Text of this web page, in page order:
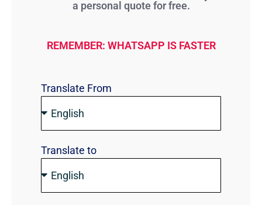
a personal quote for free.
REMEMBER: WHATSAPP IS FASTER
Translate From
Translate to